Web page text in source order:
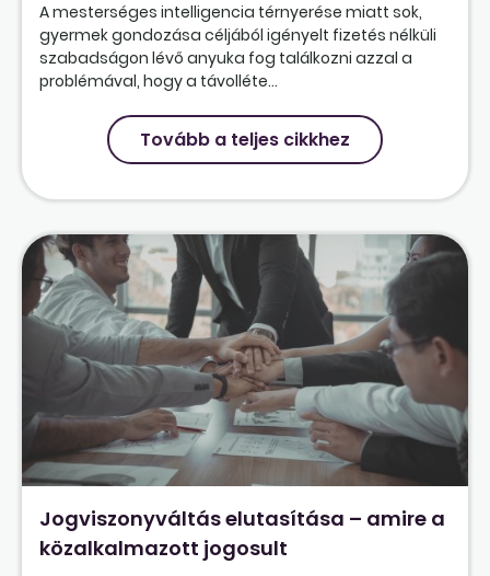
A mesterséges intelligencia térnyerése miatt sok,
gyermek gondozása céljából igényelt fizetés nélküli
szabadságon lévő anyuka fog találkozni azzal a
problémával, hogy a távolléte...
Tovább a teljes cikkhez
Jogviszonyváltás elutasítása – amire a
közalkalmazott jogosult